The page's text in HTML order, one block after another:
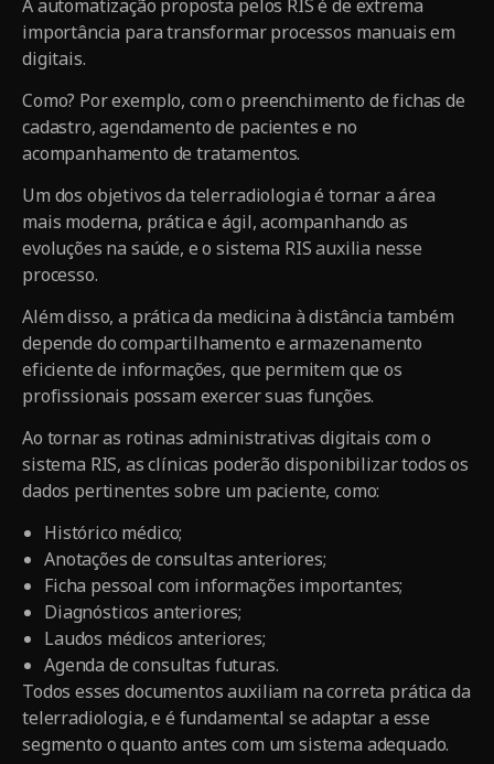
A automatização proposta pelos RIS é de extrema
importância para transformar processos manuais em
digitais.
Como? Por exemplo, com o preenchimento de fichas de
cadastro, agendamento de pacientes e no
acompanhamento de tratamentos.
Um dos objetivos da telerradiologia é tornar a área
mais moderna, prática e ágil, acompanhando as
evoluções na saúde, e o sistema RIS auxilia nesse
processo.
Além disso, a prática da medicina à distância também
depende do compartilhamento e armazenamento
eficiente de informações, que permitem que os
profissionais possam exercer suas funções.
Ao tornar as rotinas administrativas digitais com o
sistema RIS, as clínicas poderão disponibilizar todos os
dados pertinentes sobre um paciente, como:
Histórico médico;
Anotações de consultas anteriores;
Ficha pessoal com informações importantes;
Diagnósticos anteriores;
Laudos médicos anteriores;
Agenda de consultas futuras.
Todos esses documentos auxiliam na correta prática da
telerradiologia, e é fundamental se adaptar a esse
segmento o quanto antes com um sistema adequado.